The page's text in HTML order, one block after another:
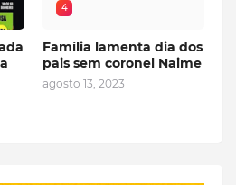
4
Família lamenta dia dos
pais sem coronel Naime
agosto 13, 2023